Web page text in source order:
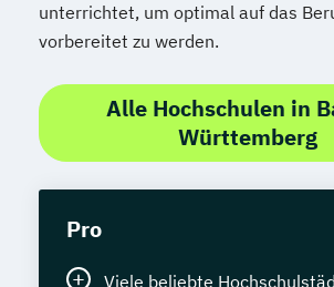
unterrichtet, um optimal auf das
vorbereitet zu werden.
Alle Hochschulen in
Württemberg
Pro
Viele beliebte